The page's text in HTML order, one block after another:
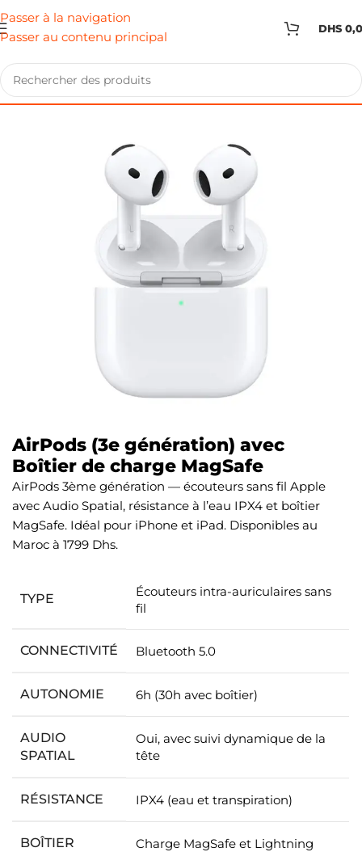
Passer à la navigation
Passer au contenu principal
DHS
AirPods (3e génération) avec
Boîtier de charge MagSafe
AirPods 3ème génération — écouteurs sans fil Apple
avec Audio Spatial, résistance à l’eau IPX4 et boîtier
MagSafe. Idéal pour iPhone et iPad. Disponibles au
Maroc à 1799 Dhs.
TYPE
Écouteurs intra-auriculaires sans
fil
CONNECTIVITÉ Bluetooth 5.0
AUTONOMIE 6h (30h avec boîtier)
AUDIO
SPATIAL
Oui, avec suivi dynamique de la
tête
RÉSISTANCE IPX4 (eau et transpiration)
BOÎTIER Charge MagSafe et Lightning